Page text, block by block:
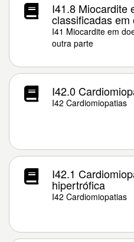
I41.8 Miocardite
classificadas
I41 Miocardite em
outra parte
I42.0
I42 Cardiomiopatias
I42.1
hipertrófica
I42 Cardiomiopatias